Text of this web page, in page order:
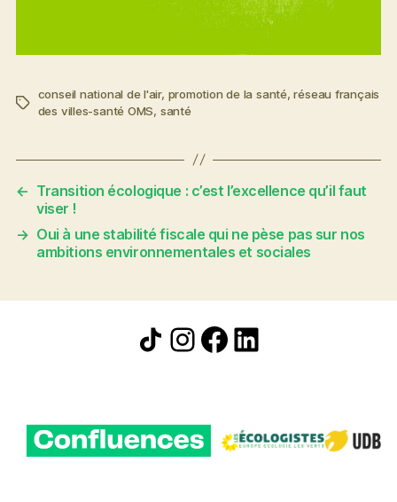
Étiquettes
conseil national de l'air, promotion de la santé,réseau français
des villes-santé OMS, santé
← Transition écologique : c’est l’excellence qu’il faut
viser !
→ Oui à une stabilité fiscale qui ne pèse pas sur nos
ambitions environnementales et sociales
Icône de partage
Instagram
Facebook
LinkedIn